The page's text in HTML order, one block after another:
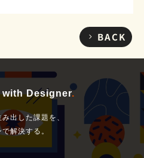
BACK
with Designer.
出した課題を、
解決する。